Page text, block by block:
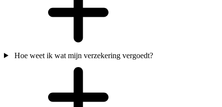
Hoe weet ik wat mijn verzekering vergoedt?